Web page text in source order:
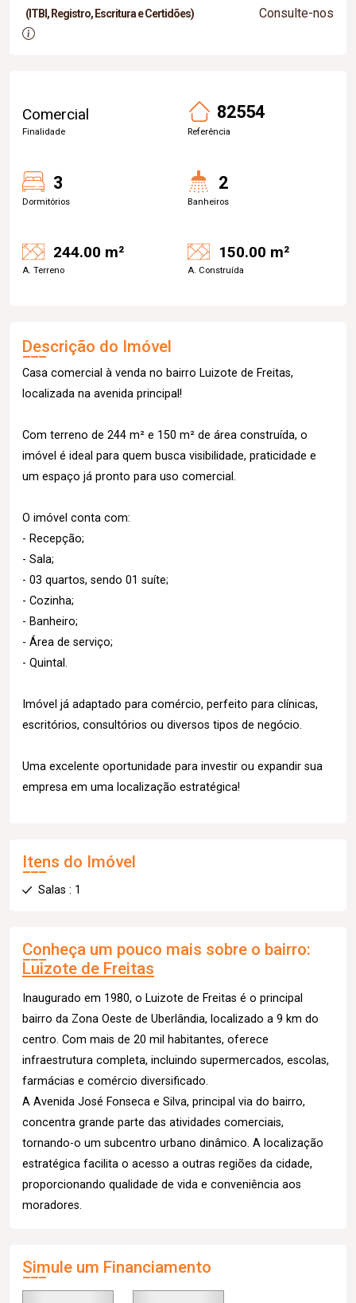
(ITBI, Registro, Escritura e Certidões) Consulte-nos
Comercial
Finalidade
82554
Referência
3
Dormitórios
2
Banheiros
244.00 m²
A. Terreno
150.00 m²
A. Construída
Descrição do Imóvel
Casa comercial à venda no bairro Luizote de Freitas,
localizada na avenida principal!
Com terreno de 244 m² e 150 m² de área construída, o
imóvel é ideal para quem busca visibilidade, praticidade e
um espaço já pronto para uso comercial.
O imóvel conta com:
- Recepção;
- Sala;
- 03 quartos, sendo 01 suíte;
- Cozinha;
- Banheiro;
- Área de serviço;
- Quintal.
Imóvel já adaptado para comércio, perfeito para clínicas,
escritórios, consultórios ou diversos tipos de negócio.
Uma excelente oportunidade para investir ou expandir sua
empresa em uma localização estratégica!
Itens do Imóvel
Salas : 1
Conheça um pouco mais sobre o bairro:
Luizote de Freitas
Inaugurado em 1980, o Luizote de Freitas é o principal
bairro da Zona Oeste de Uberlândia, localizado a 9 km do
centro. Com mais de 20 mil habitantes, oferece
infraestrutura completa, incluindo supermercados, escolas,
farmácias e comércio diversificado.
A Avenida José Fonseca e Silva, principal via do bairro,
concentra grande parte das atividades comerciais,
tornando-o um subcentro urbano dinâmico. A localização
estratégica facilita o acesso a outras regiões da cidade,
proporcionando qualidade de vida e conveniência aos
moradores.
Simule um Financiamento